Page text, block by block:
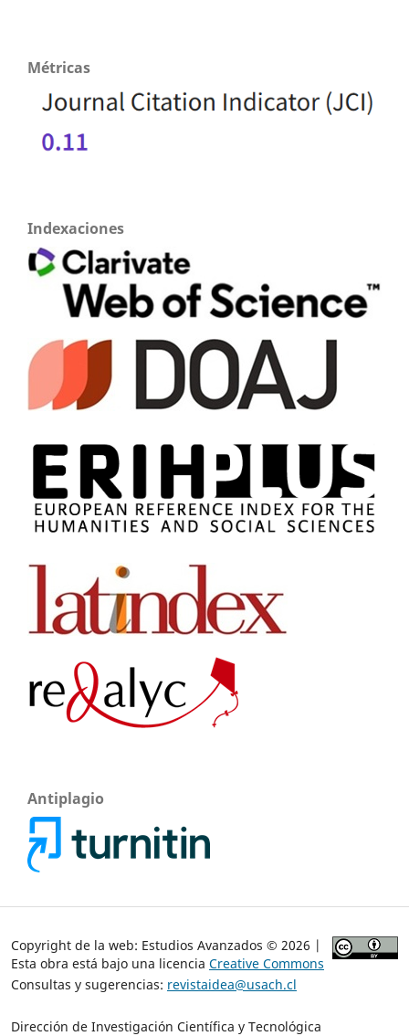
Métricas
Indexaciones
Antiplagio
Copyright de la web: Estudios Avanzados © 2026 |
Esta obra está bajo una licencia Creative Commons
Consultas y sugerencias: revistaidea@usach.cl
Dirección de Investigación Científica y Tecnológica